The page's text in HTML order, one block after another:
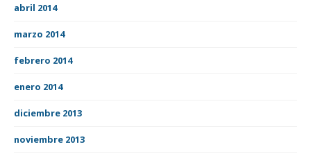
abril 2014
marzo 2014
febrero 2014
enero 2014
diciembre 2013
noviembre 2013